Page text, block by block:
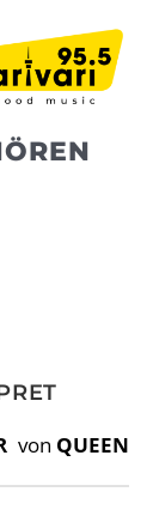
von QUEEN